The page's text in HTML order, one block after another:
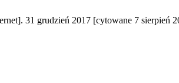
31 grudzień 2017 [cytowane 7 sierpień